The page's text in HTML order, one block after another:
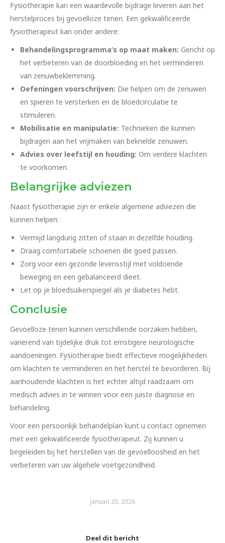
Fysiotherapie kan een waardevolle bijdrage leveren aan het
herstelproces bij gevoelloze tenen. Een gekwalificeerde
fysiotherapeut kan onder andere:
Behandelingsprogramma’s op maat maken: Gericht op
het verbeteren van de doorbloeding en het verminderen
van zenuwbeklemming.
Oefeningen voorschrijven: Die helpen om de zenuwen
en spieren te versterken en de bloedcirculatie te
stimuleren.
Mobilisatie en manipulatie: Technieken die kunnen
bijdragen aan het vrijmaken van beknelde zenuwen.
Advies over leefstijl en houding: Om verdere klachten
te voorkomen.
Belangrijke adviezen
Naast fysiotherapie zijn er enkele algemene adviezen die
kunnen helpen:
Vermijd langdurig zitten of staan in dezelfde houding.
Draag comfortabele schoenen die goed passen.
Zorg voor een gezonde levensstijl met voldoende
beweging en een gebalanceerd dieet.
Let op je bloedsuikerspiegel als je diabetes hebt.
Conclusie
Gevoelloze tenen kunnen verschillende oorzaken hebben,
variërend van tijdelijke druk tot ernstigere neurologische
aandoeningen. Fysiotherapie biedt effectieve mogelijkheden
om klachten te verminderen en het herstel te bevorderen. Bij
aanhoudende klachten is het echter altijd raadzaam om
medisch advies in te winnen voor een juiste diagnose en
behandeling.
Voor een persoonlijk behandelplan kunt u contact opnemen
met een gekwalificeerde fysiotherapeut. Zij kunnen u
begeleiden bij het herstellen van de gevoelloosheid en het
verbeteren van uw algehele voetgezondheid.
januari 20, 2026
Deel dit bericht